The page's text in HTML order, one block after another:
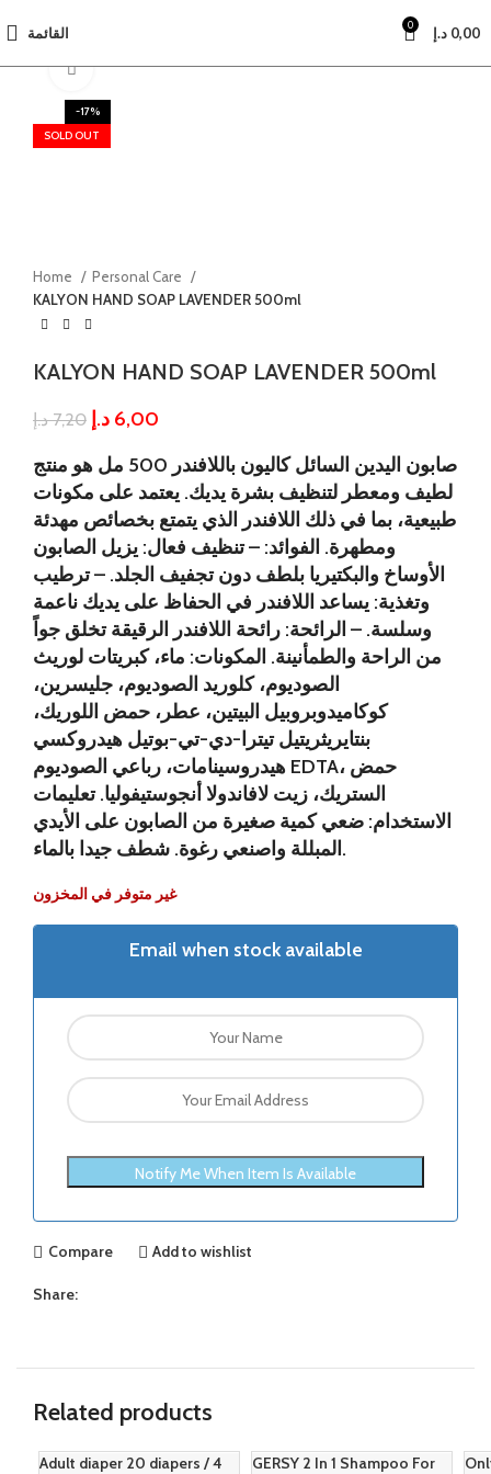
القائمة 0 0,00 د.إ
-17%
SOLD OUT
Click to enlarge
Home
Personal Care
KALYON HAND SOAP LAVENDER 500ml
KALYON HAND SOAP LAVENDER 500ml
7,20 د.إ 6,00 د.إ
صابون اليدين السائل كاليون باللافندر 500 مل هو منتج
لطيف ومعطر لتنظيف بشرة يديك. يعتمد على مكونات
طبيعية، بما في ذلك اللافندر الذي يتمتع بخصائص مهدئة
ومطهرة. الفوائد: – تنظيف فعال: يزيل الصابون
الأوساخ والبكتيريا بلطف دون تجفيف الجلد. – ترطيب
وتغذية: يساعد اللافندر في الحفاظ على يديك ناعمة
وسلسة. – الرائحة: رائحة اللافندر الرقيقة تخلق جواً
من الراحة والطمأنينة. المكونات: ماء، كبريتات لوريث
الصوديوم، كلوريد الصوديوم، جليسرين،
كوكاميدوبروبيل البيتين، عطر، حمض اللوريك،
بنتايريثريتيل تيترا-دي-تي-بوتيل هيدروكسي
هيدروسينامات، رباعي الصوديوم EDTA، حمض
الستريك، زيت لافاندولا أنجوستيفوليا. تعليمات
الاستخدام: ضعي كمية صغيرة من الصابون على الأيدي
المبللة واصنعي رغوة. شطف جيدا بالماء.
غير متوفر في المخزون
Email when stock available
Notify Me When Item Is Available
Compare Add to wishlist
Share:
Related products
Adult diaper 20 diapers / 4
GERSY 2 In 1 Shampoo For